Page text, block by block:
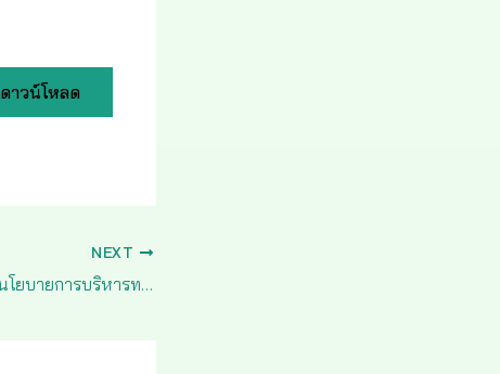
ดาวน์โหลด
NEXT
การดำเนินการตามนโยบายการบริหารทรัพยากรบุคคล